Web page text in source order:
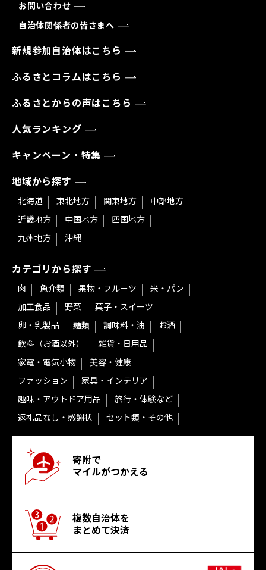
お問い合わせ
自治体関係者の皆さまへ
新規参加自治体はこちら
ふるさとコラムはこちら
ふるさとからの声はこちら
人気ランキング
キャンペーン・特集
地域から探す
北海道 東北地方 関東地方
中部地方
近畿地方
中国地方
四国地方
九州地方
沖縄
カテゴリから探す
肉 魚介類 果物・フルーツ
米・パン
加工食品
野菜
菓子・スイーツ
卵・乳製品
麺類 調味料・油
お酒
飲料（お酒以外）
雑貨・日用品
家電・電気小物
美容・健康
ファッション
家具・インテリア
趣味・アウトドア用品
旅行・体験など
返礼品なし・感謝状
セット類・その他
寄附で
マイルがつかえる
複数自治体を
まとめて決済